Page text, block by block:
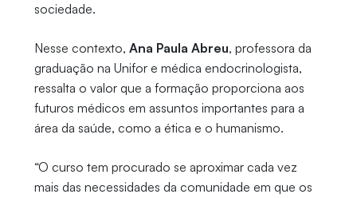
sociedade.
Nesse contexto, Ana Paula Abreu, professora da
graduação na Unifor e médica endocrinologista,
ressalta o valor que a formação proporciona aos
futuros médicos em assuntos importantes para a
área da saúde, como a ética e o humanismo.
“O curso tem procurado se aproximar cada vez
mais das necessidades da comunidade em que os